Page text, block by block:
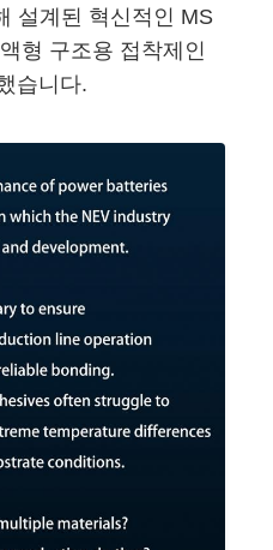
설계된 혁신적인 MS
형 구조용 접착제인
습니다.